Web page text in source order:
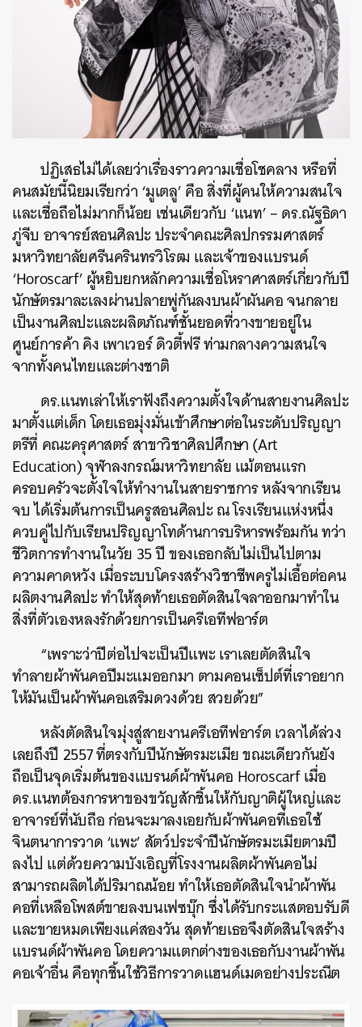
ปฏิเสธไม่ได้เลยว่าเรื่องราวความเชื่อโชคลาง หรือที่
คนสมัยนี้นิยมเรียกว่า ‘มูเตลู’ คือ สิ่งที่ผู้คนให้ความสนใจ
และเชื่อถือไม่มากก็น้อย เช่นเดียวกับ ‘แนท’ – ดร.ณัฐธิดา
ภู่จีบ อาจารย์สอนศิลปะ ประจำคณะศิลปกรรมศาสตร์
มหาวิทยาลัยศรีนครินทรวิโรฒ และเจ้าของแบรนด์
‘Horoscarf’ ผู้หยิบยกหลักความเชื่อโหราศาสตร์เกี่ยวกับปี
นักษัตรมาละเลงผ่านปลายพู่กันลงบนผ้าผันคอ จนกลาย
เป็นงานศิลปะและผลิตภัณฑ์ชั้นยอดที่วางขายอยู่ใน
ศูนย์การค้า คิง เพาเวอร์ ดิวตี้ฟรี ท่ามกลางความสนใจ
จากทั้งคนไทยและต่างชาติ
ดร.แนทเล่าให้เราฟังถึงความตั้งใจด้านสายงานศิลปะ
มาตั้งแต่เด็ก โดยเธอมุ่งมั่นเข้าศึกษาต่อในระดับปริญญา
ตรีที่ คณะครุศาสตร์ สาขาวิชาศิลปศึกษา (Art
Education) จุฬาลงกรณ์มหาวิทยาลัย แม้ตอนแรก
ครอบครัวจะตั้งใจให้ทำงานในสายราชการ หลังจากเรียน
จบ ได้เริ่มต้นการเป็นครูสอนศิลปะ ณ โรงเรียนแห่งหนึ่ง
ควบคู่ไปกับเรียนปริญญาโทด้านการบริหารพร้อมกัน ทว่า
ชีวิตการทำงานในวัย 35 ปี ของเธอกลับไม่เป็นไปตาม
ความคาดหวัง เมื่อระบบโครงสร้างวิชาชีพครูไม่เอื้อต่อคน
ผลิตงานศิลปะ ทำให้สุดท้ายเธอตัดสินใจลาออกมาทำใน
สิ่งที่ตัวเองหลงรักด้วยการเป็นครีเอทีฟอาร์ต
“เพราะว่าปีต่อไปจะเป็นปีแพะ เราเลยตัดสินใจ
ทำลายผ้าพันคอปีมะแมออกมา ตามคอนเซ็ปต์ที่เราอยาก
ให้มันเป็นผ้าพันคอเสริมดวงด้วย สวยด้วย”
หลังตัดสินใจมุ่งสู่สายงานครีเอทีฟอาร์ต เวลาได้ล่วง
เลยถึงปี 2557 ที่ตรงกับปีนักษัตรมะเมีย ขณะเดียวกันยัง
ถือเป็นจุดเริ่มต้นของแบรนด์ผ้าพันคอ Horoscarf เมื่อ
ดร.แนทต้องการหาของขวัญสักชิ้นให้กับญาติผู้ใหญ่และ
อาจารย์ที่นับถือ ก่อนจะมาลงเอยกับผ้าพันคอที่เธอใช้
จินตนาการวาด ‘แพะ’ สัตว์ประจำปีนักษัตรมะเมียตามปี
ลงไป แต่ด้วยความบังเอิญที่โรงงานผลิตผ้าพันคอไม่
สามารถผลิตได้ปริมาณน้อย ทำให้เธอตัดสินใจนำผ้าพัน
คอที่เหลือโพสต์ขายลงบนเฟซบุ๊ก ซึ่งได้รับกระแสตอบรับดี
และขายหมดเพียงแค่สองวัน สุดท้ายเธอจึงตัดสินใจสร้าง
แบรนด์ผ้าพันคอ โดยความแตกต่างของเธอกับงานผ้าพัน
คอเจ้าอื่น คือทุกชิ้นใช้วิธีการวาดแฮนด์เมดอย่างประณีต